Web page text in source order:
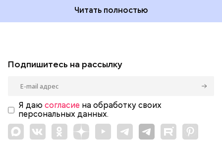
Читать полностью
Подпишитесь на рассылку
Я даю согласие на обработку своих
персональных данных.